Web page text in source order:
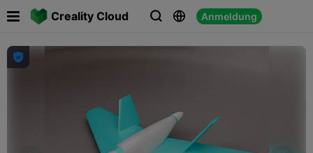
Creality Cloud   Anmeldung
 
